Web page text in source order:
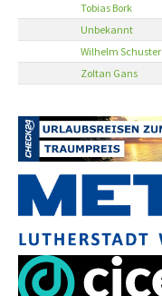
Tobias Bork
Unbekannt
Wilhelm Schuster
Zoltan Gans